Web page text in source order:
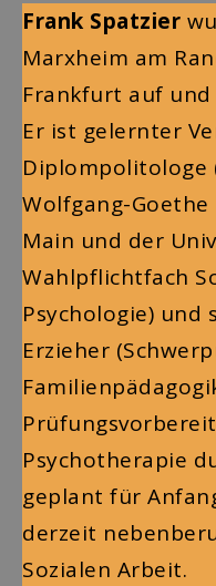
Frank Spatzier
Marxheim am
Frankfurt auf und
Er ist gelernter
Diplompolitologe
Wolfgang-
Main und der
Wahlpflichtfach
Psychologie)
Erzieher
Psychotherapie
geplant für
derzeit
Sozialen Arbeit.